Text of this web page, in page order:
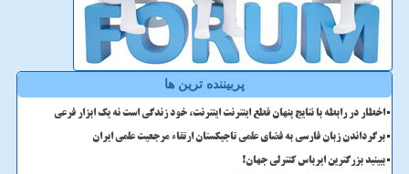
پربیننده ترین ها
اخطار در رابطه با نتایج پنهان قطع اینترنت اینترنت، خود زندگی است نه یک ابزار فرعی
برگرداندن زبان فارسی به فضای علمی تاجیکستان ارتقاء مرجعیت علمی ایران
ببینید بزرگترین ایرباس کنترلی جهان!